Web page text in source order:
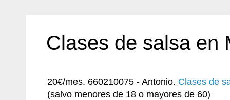
Clases de salsa en
20€/mes. 660210075 - Antonio. Clases de
(salvo menores de 18 o mayores de 60)